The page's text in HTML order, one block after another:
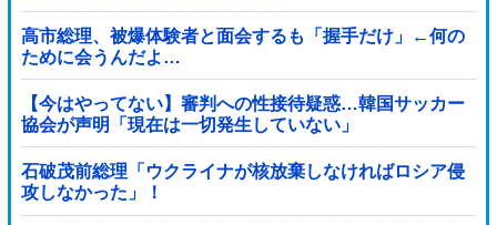
高市総理、被爆体験者と面会するも「握手だけ」←何の
ために会うんだよ…
【今はやってない】審判への性接待疑惑…韓国サッカー
協会が声明「現在は一切発生していない」
石破茂前総理「ウクライナが核放棄しなければロシア侵
攻しなかった」！